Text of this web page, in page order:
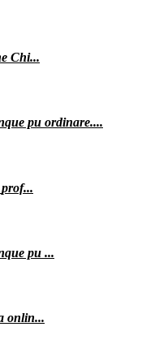
Chi...
pu ordinare....
prof...
pu ...
onlin...